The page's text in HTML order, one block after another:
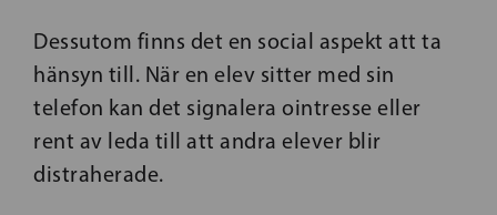
Dessutom finns det en social aspekt att ta
hänsyn till. När en elev sitter med sin
telefon kan det signalera ointresse eller
rent av leda till att andra elever blir
distraherade.